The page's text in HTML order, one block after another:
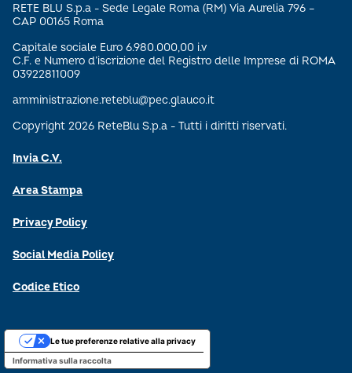
RETE BLU S.p.a - Sede Legale Roma (RM) Via Aurelia 796 –
CAP 00165 Roma
Capitale sociale Euro 6.980.000,00 i.v
C.F. e Numero d’iscrizione del Registro delle Imprese di ROMA
03922811009
amministrazione.reteblu@pec.glauco.it
Copyright 2026 ReteBlu S.p.a - Tutti i diritti riservati.
Invia C.V.
Area Stampa
Privacy Policy
Social Media Policy
Codice Etico
Informativa sulla raccolta
Le tue preferenze relative alla privacy